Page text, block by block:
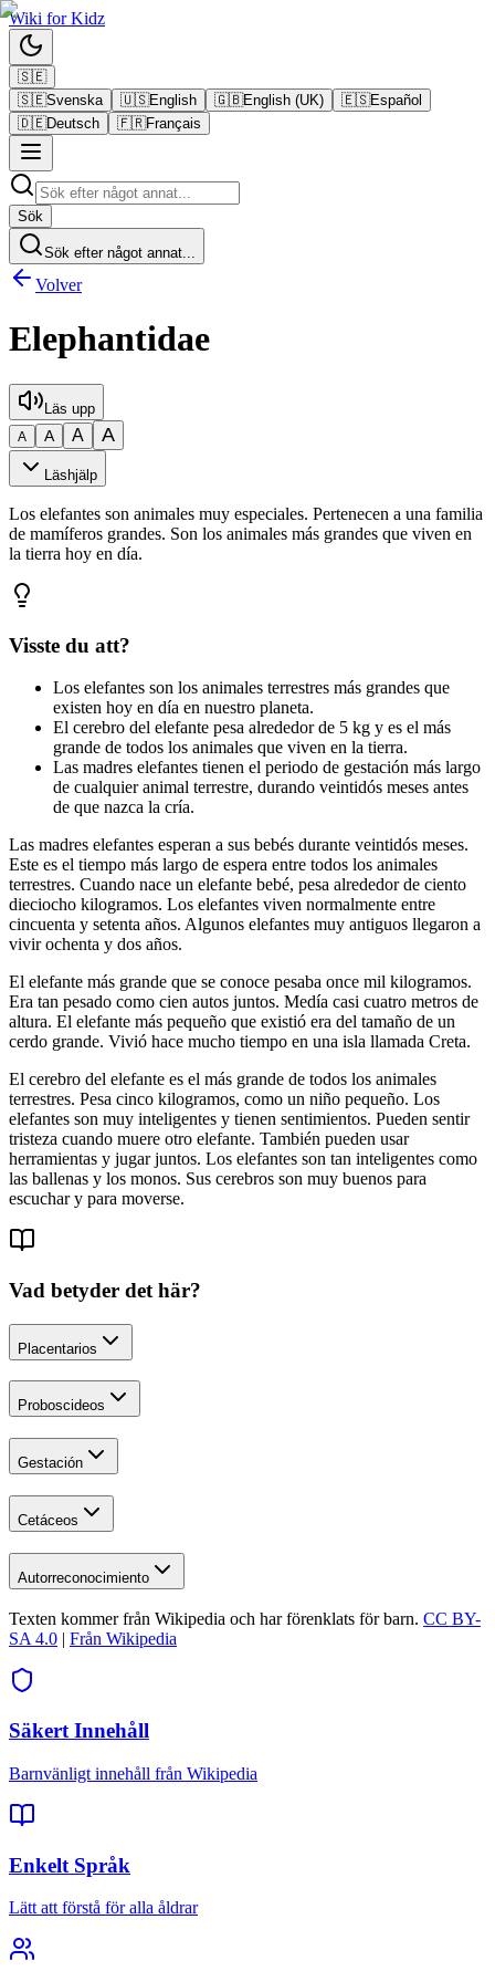
Wiki forKidz
🇸🇪
🇸🇪Svenska 🇺🇸English 🇬🇧English (UK) 🇪🇸Español
🇩🇪Deutsch 🇫🇷Français
Sök
Sök efter något annat...
Volver
Elephantidae
Läs upp
A A A A
Läshjälp
Los elefantes son animales muy especiales. Pertenecen a una familia
de mamíferos grandes. Son los animales más grandes que viven en
la tierra hoy en día.
Visste du att?
Los elefantes son los animales terrestres más grandes que
existen hoy en día en nuestro planeta.
El cerebro del elefante pesa alrededor de 5 kg y es el más
grande de todos los animales que viven en la tierra.
Las madres elefantes tienen el periodo de gestación más largo
de cualquier animal terrestre, durando veintidós meses antes
de que nazca la cría.
Las madres elefantes esperan a sus bebés durante veintidós meses.
Este es el tiempo más largo de espera entre todos los animales
terrestres. Cuando nace un elefante bebé, pesa alrededor de ciento
dieciocho kilogramos. Los elefantes viven normalmente entre
cincuenta y setenta años. Algunos elefantes muy antiguos llegaron a
vivir ochenta y dos años.
El elefante más grande que se conoce pesaba once mil kilogramos.
Era tan pesado como cien autos juntos. Medía casi cuatro metros de
altura. El elefante más pequeño que existió era del tamaño de un
cerdo grande. Vivió hace mucho tiempo en una isla llamada Creta.
El cerebro del elefante es el más grande de todos los animales
terrestres. Pesa cinco kilogramos, como un niño pequeño. Los
elefantes son muy inteligentes y tienen sentimientos. Pueden sentir
tristeza cuando muere otro elefante. También pueden usar
herramientas y jugar juntos. Los elefantes son tan inteligentes como
las ballenas y los monos. Sus cerebros son muy buenos para
escuchar y para moverse.
Vad betyder det här?
Placentarios
Proboscideos
Gestación
Cetáceos
Autorreconocimiento
Texten kommer från Wikipedia och har förenklats för barn. CC BY-
SA 4.0 | Från Wikipedia
Säkert Innehåll
Barnvänligt innehåll från Wikipedia
Enkelt Språk
Lätt att förstå för alla åldrar